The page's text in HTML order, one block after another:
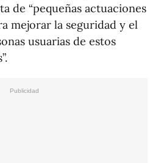
de “pequeñas actuaciones
mejorar la seguridad y el
usuarias de estos